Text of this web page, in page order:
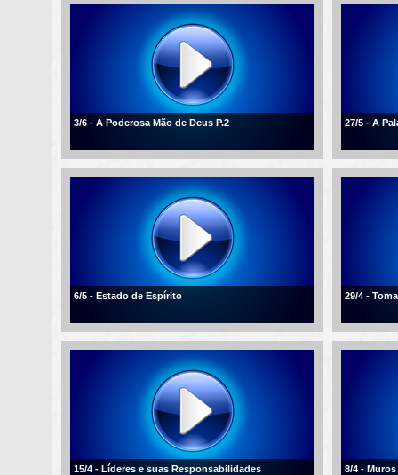
3/6 - A Poderosa Mão de Deus P.2 27/5 - A
6/5 - Estado de Espírito 29/4 -
15/4 - Líderes e suas Responsabilidades 8/4 -